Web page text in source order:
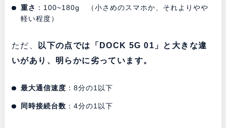
重さ ：100~180g （小さめのスマホか、それよりやや
軽い程度）
ただ、 以下の点では「DOCK 5G 01」と大きな違
いがあり、明らかに劣っています。
最大通信速度 ：8分の1以下
同時接続台数 ：4分の1以下